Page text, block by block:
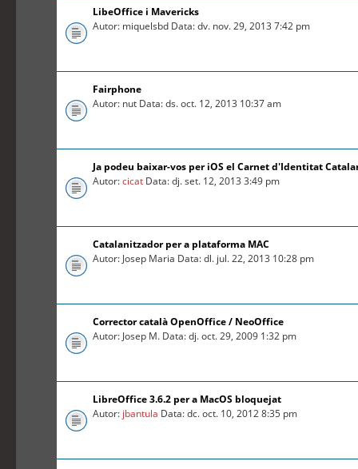
LibeOffice i Mavericks
Autor: miquelsbd Data: dv. nov. 29, 2013 7:42 pm
Fairphone
Autor: nut Data: ds. oct. 12, 2013 10:37 am
Ja podeu baixar-vos per iOS el Carnet d'Identitat
Autor:cicat Data: dj. set. 12, 2013 3:49 pm
Catalanitzador per a plataforma MAC
Autor: Josep Maria Data: dl. jul. 22, 2013 10:28 pm
Corrector català OpenOffice / NeoOffice
Autor: Josep M. Data: dj. oct. 29, 2009 1:32 pm
LibreOffice 3.6.2 per a MacOS bloquejat
Autor: jbantula Data: dc. oct. 10, 2012 8:35 pm